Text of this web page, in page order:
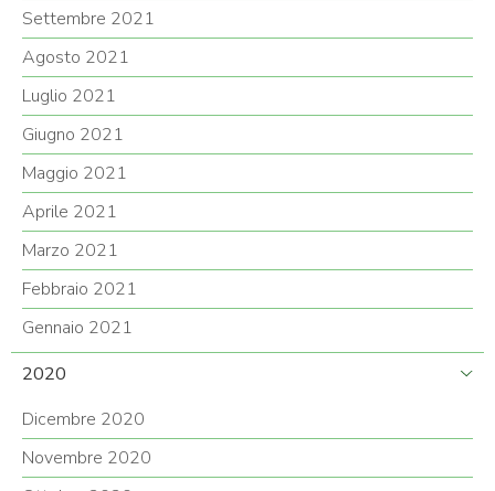
Settembre 2021
Agosto 2021
Luglio 2021
Giugno 2021
Maggio 2021
Aprile 2021
Marzo 2021
Febbraio 2021
Gennaio 2021
2020
Dicembre 2020
Novembre 2020